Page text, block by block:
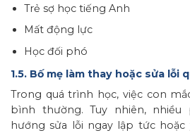
Trẻ sợ học tiếng Anh
Mất động lực
Học đối phó
1.5. Bố mẹ làm thay hoặc sửa lỗi
Trong quá trình học, việc con
bình thường. Tuy nhiên,
hướng sửa lỗi ngay lập tức